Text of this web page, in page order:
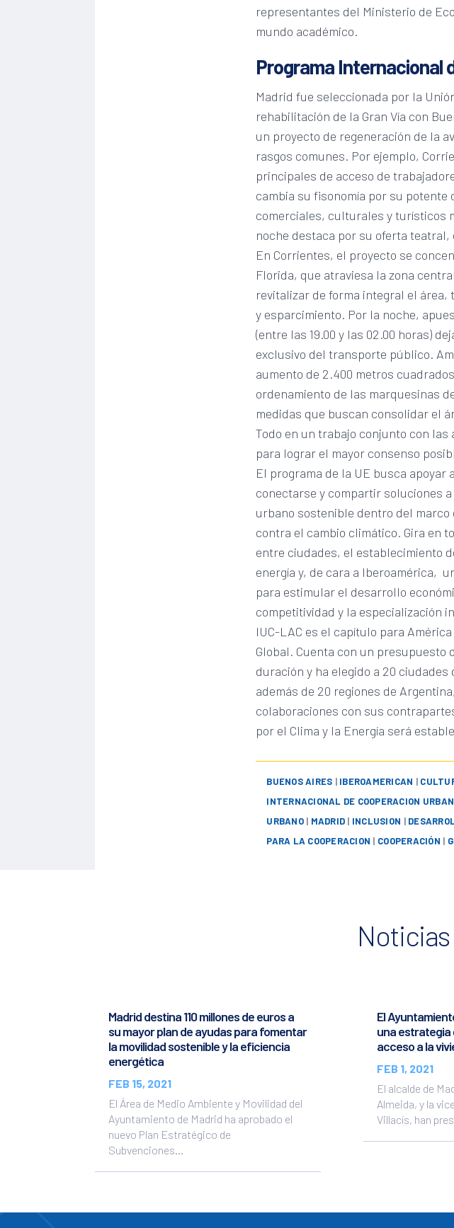
representantes del Ministerio de
mundo académico.
Programa Internacional
Madrid fue seleccionada por la
rehabilitación de la Gran Vía con
un proyecto de regeneración de la
rasgos comunes. Por ejemplo,
principales de acceso de
cambia su fisonomía por su potente
comerciales, culturales y turísticos
noche destaca por su oferta
En Corrientes, el proyecto se
Florida, que atraviesa la zona
revitalizar de forma integral el
y esparcimiento. Por la noche,
(entre las 19.00 y las 02.00 horas)
exclusivo del transporte público.
aumento de 2.400 metros
ordenamiento de las marquesinas
medidas que buscan consolidar el
Todo en un trabajo conjunto con
para lograr el mayor consenso
El programa de la UE busca
conectarse y compartir soluciones
urbano sostenible dentro del marco
contra el cambio climático. Gira en
entre ciudades, el establecimiento
energía y, de cara a Iberoamérica,
para estimular el desarrollo
competitividad y la especialización
IUC-LAC es el capítulo para
Global. Cuenta con un presupuesto
duración y ha elegido a 20
además de 20 regiones de
colaboraciones con sus
por el Clima y la Energía será
BUENOS AIRES | IBEROAMERICAN |
INTERNACIONAL DE COOPERACION
URBANO| MADRID | INCLUSION |
PARA LA COOPERACION | COOPERACIÓN |
Madrid destina 110 millones de euros a
su mayor plan de ayudas para fomentar
la movilidad sostenible y la eficiencia
energética
FEB 15, 2021
El Área de Medio Ambiente y Movilidad del
Ayuntamiento de Madrid ha aprobado el
nuevo Plan Estratégico de
Subvenciones...
El
una estrategia
acceso a la
FEB 1, 2021
El alcalde de
Almeida, y la
Villacís, han